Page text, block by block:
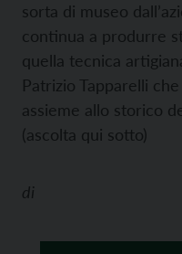
sorta di museo
continua a produrre
quella tecnica
Patrizio Tapparelli
assieme allo storico
(ascolta qui sotto)
di